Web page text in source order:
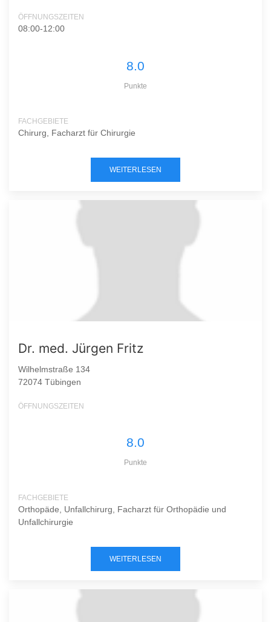
ÖFFNUNGSZEITEN
08:00-12:00
8.0
Punkte
FACHGEBIETE
Chirurg, Facharzt für Chirurgie
WEITERLESEN
Dr. med. Jürgen Fritz
Wilhelmstraße 134
72074 Tübingen
ÖFFNUNGSZEITEN
8.0
Punkte
FACHGEBIETE
Orthopäde, Unfallchirurg, Facharzt für Orthopädie und
Unfallchirurgie
WEITERLESEN